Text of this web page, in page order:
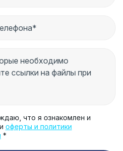
что я ознакомлен и
оферты и политики
*